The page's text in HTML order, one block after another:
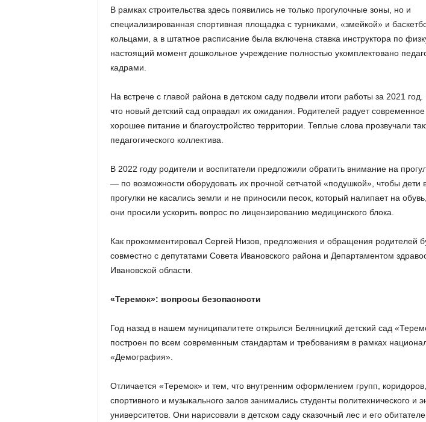
В рамках строительства здесь появились не только прогулочные зоны, но и
специализированная спортивная площадка с турниками, «змейкой» и
кольцами, а в штатное расписание была включена ставка инструктора по
настоящий момент дошкольное учреждение полностью укомплектовано
кадрами.
На встрече с главой района в детском саду подвели итоги работы за 2021
что новый детский сад оправдал их ожидания. Родителей радует современное
хорошее питание и благоустройство территории. Теплые слова прозвучали
педагогического коллектива.
В 2022 году родители и воспитатели предложили обратить внимание на
— по возможности оборудовать их прочной сетчатой «подушкой», чтобы дети
прогулки не касались земли и не приносили песок, который налипает на
они просили ускорить вопрос по лицензированию медицинского блока.
Как прокомментировал Сергей Низов, предложения и обращения родителей
совместно с депутатами Совета Ивановского района и Департаментом
Ивановской области.
«Теремок»: вопросы безопасности
Год назад в нашем муниципалитете открылся Беляницкий детский сад
построен по всем современным стандартам и требованиям в рамках
«Демография».
Отличается «Теремок» и тем, что внутренним оформлением групп, коридоров,
спортивного и музыкального залов занимались студенты политехнического и
университетов. Они нарисовали в детском саду сказочный лес и его